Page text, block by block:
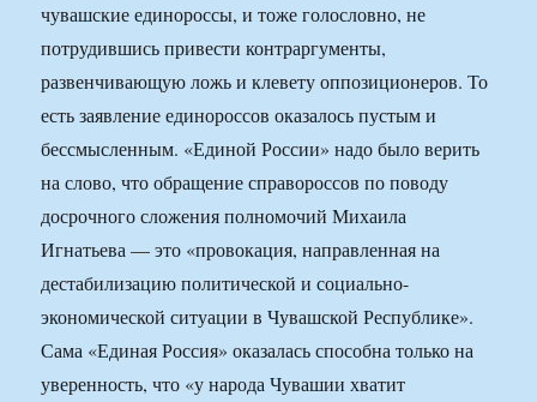
чувашские единороссы, и тоже голословно, не
потрудившись привести контраргументы,
развенчивающую ложь и клевету оппозиционеров. То
есть заявление единороссов оказалось пустым и
бессмысленным. «Единой России» надо было верить
на слово, что обращение справороссов по поводу
досрочного сложения полномочий Михаила
Игнатьева — это «провокация, направленная на
дестабилизацию политической и социально-
экономической ситуации в Чувашской Республике».
Сама «Единая Россия» оказалась способна только на
уверенность, что «у народа Чувашии хватит